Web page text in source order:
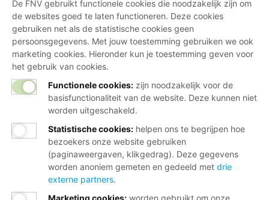
De FNV gebruikt functionele cookies die noodzakelijk zijn om
de websites goed te laten functioneren. Deze cookies
gebruiken net als de statistische cookies geen
persoonsgegevens. Met jouw toestemming gebruiken we ook
marketing cookies. Hieronder kun je toestemming geven voor
het gebruik van cookies.
Functionele cookies: zijn noodzakelijk voor de
basisfunctionaliteit van de website. Deze kunnen niet
worden uitgeschakeld.
Statistische cookies: helpen ons te begrijpen hoe
bezoekers onze website gebruiken
(paginaweergaven, klikgedrag). Deze gegevens
worden anoniem gemeten en gedeeld met drie
externe partners.
Marketing cookies: worden gebruikt om onze